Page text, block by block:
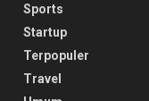
Sports
Startup
Terpopuler
Travel